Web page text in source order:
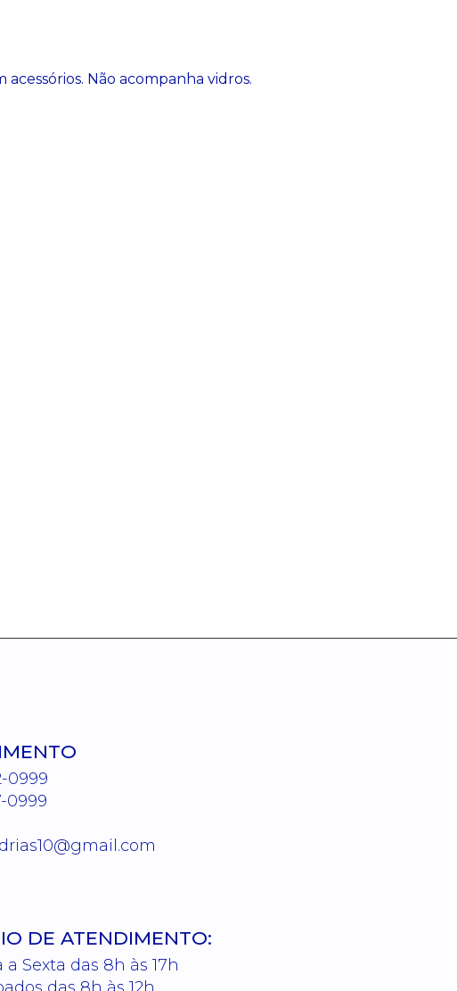
Não acompanha vidros.
0999
0999
DE ATENDIMENTO:
Sexta das 8h às 17h